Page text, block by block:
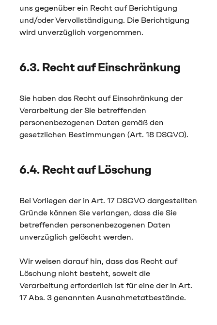
uns gegenüber ein Recht auf Berichtigung
und/oder Vervollständigung. Die Berichtigung
wird unverzüglich vorgenommen.
6.3. Recht auf Einschränkung
Sie haben das Recht auf Einschränkung der
Verarbeitung der Sie betreffenden
personenbezogenen Daten gemäß den
gesetzlichen Bestimmungen (Art. 18 DSGVO).
6.4. Recht auf Löschung
Bei Vorliegen der in Art. 17 DSGVO dargestellten
Gründe können Sie verlangen, dass die Sie
betreffenden personenbezogenen Daten
unverzüglich gelöscht werden.
Wir weisen darauf hin, dass das Recht auf
Löschung nicht besteht, soweit die
Verarbeitung erforderlich ist für eine der in Art.
17 Abs. 3 genannten Ausnahmetatbestände.